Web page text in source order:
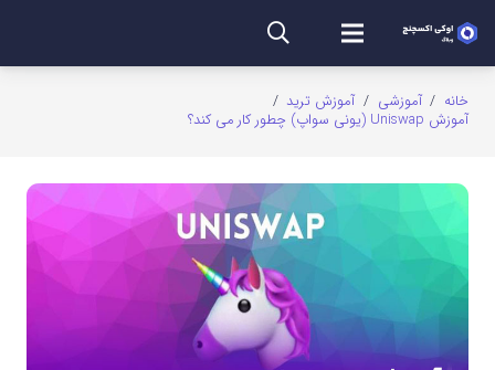
خانه / آموزشی / آموزش ترید /
آموزش Uniswap (یونی سواپ) چطور کار می کند؟